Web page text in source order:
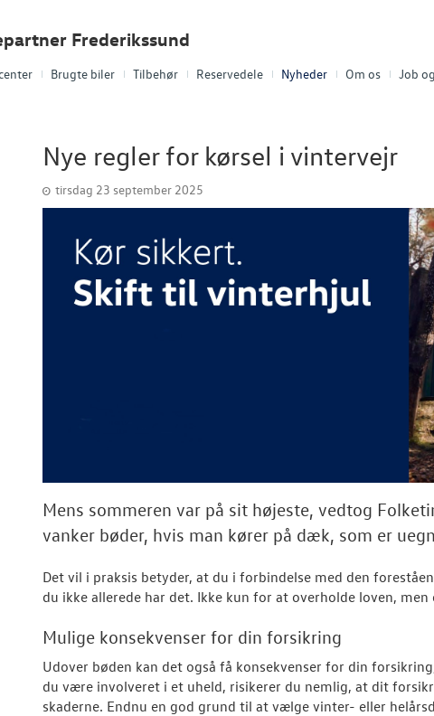
Brugte biler Tilbehør Reservedele Nyheder Om os Job
Frederikssund
Nye regler for kørsel i vintervejr
tirsdag 23 september 2025
Mens sommeren var på sit højeste, vedtog
vanker bøder, hvis man kører på dæk, som er
Det vil i praksis betyder, at du i forbindelse med den
du ikke allerede har det. Ikke kun for at overholde loven,
Mulige konsekvenser for din forsikring
Udover bøden kan det også få konsekvenser for din
du være involveret i et uheld, risikerer du nemlig, at dit
skaderne. Endnu en god grund til at vælge vinter- eller